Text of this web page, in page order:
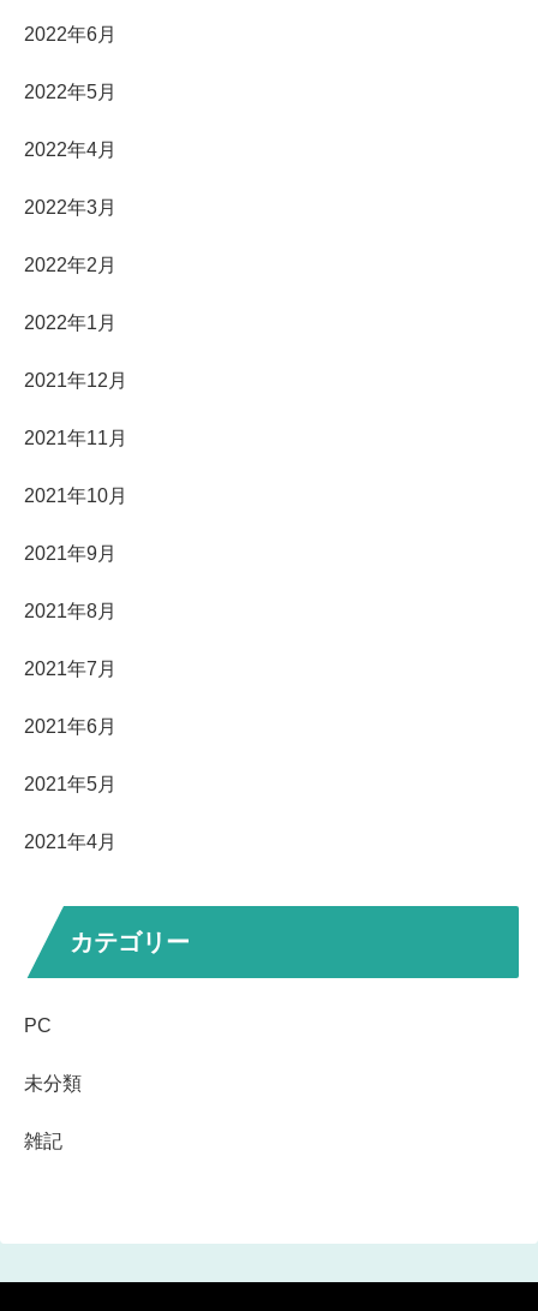
2022年6月
2022年5月
2022年4月
2022年3月
2022年2月
2022年1月
2021年12月
2021年11月
2021年10月
2021年9月
2021年8月
2021年7月
2021年6月
2021年5月
2021年4月
カテゴリー
PC
未分類
雑記